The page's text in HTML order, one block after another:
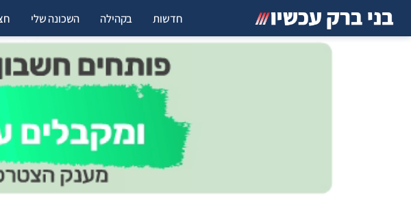
חדשות בקהילה השכונה שלי